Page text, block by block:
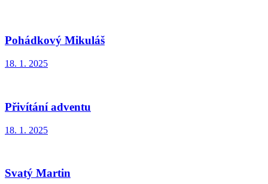
Pohádkový Mikuláš
18. 1. 2025
Přivítání adventu
18. 1. 2025
Svatý Martin